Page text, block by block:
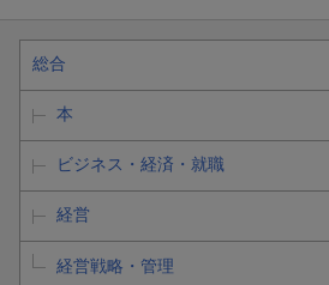
総合
本
ビジネス・経済・就職
経営
経営戦略・管理